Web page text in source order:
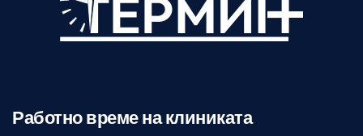
Работно време на клиниката